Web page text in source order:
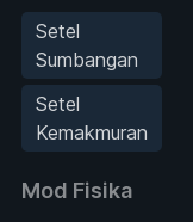
Setel
Sumbangan
Setel
Kemakmuran
Mod Fisika